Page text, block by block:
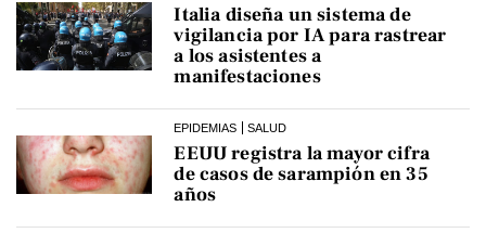
Italia diseña un sistema de
vigilancia por IA para rastrear
a los asistentes a
manifestaciones
EPIDEMIAS SALUD
EEUU registra la mayor cifra
de casos de sarampión en 35
años